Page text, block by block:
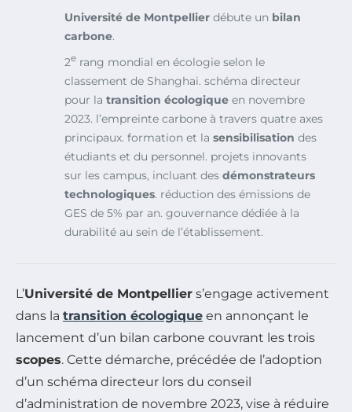
Université de Montpellier débute un bilan
carbone.
2e rang mondial en écologie selon le
classement de Shanghai. schéma directeur
pour la transition écologique en novembre
2023. l’empreinte carbone à travers quatre axes
principaux. formation et la sensibilisation des
étudiants et du personnel. projets innovants
sur les campus, incluant des démonstrateurs
technologiques. réduction des émissions de
GES de 5% par an. gouvernance dédiée à la
durabilité au sein de l’établissement.
L’Université de Montpellier s’engage activement
dans la transition écologique en annonçant le
lancement d’un bilan carbone couvrant les trois
scopes. Cette démarche, précédée de l’adoption
d’un schéma directeur lors du conseil
d’administration de novembre 2023, vise à réduire